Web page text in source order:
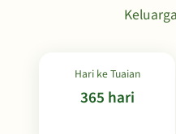
Hari ke Tuaian
365 hari